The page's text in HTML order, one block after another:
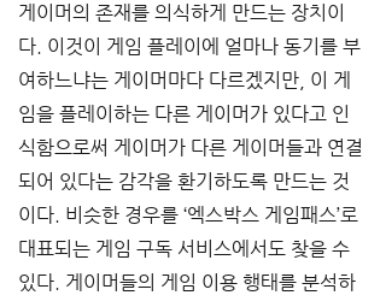
게이머의 존재를 의식하게 만드는 장치이
다. 이것이 게임 플레이에 얼마나 동기를 부
여하느냐는 게이머마다 다르겠지만, 이 게
임을 플레이하는 다른 게이머가 있다고 인
식함으로써 게이머가 다른 게이머들과 연결
되어 있다는 감각을 환기하도록 만드는 것
이다. 비슷한 경우를 ‘엑스박스 게임패스’로
대표되는 게임 구독 서비스에서도 찾을 수
있다. 게이머들의 게임 이용 행태를 분석하